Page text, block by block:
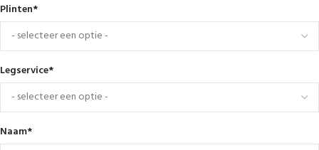
Plinten*
Legservice*
Naam*